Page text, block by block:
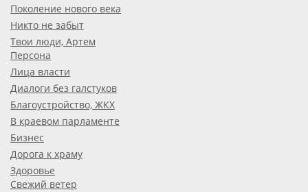
Поколение нового века
Никто не забыт
Твои люди, Артем
Персона
Лица власти
Диалоги без галстуков
Благоустройство, ЖКХ
В краевом парламенте
Бизнес
Дорога к храму
Здоровье
Свежий ветер